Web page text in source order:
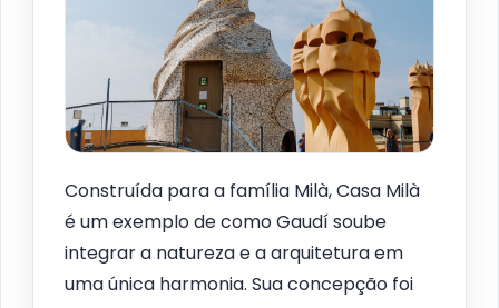
Construída para a família Milà, Casa Milà
é um exemplo de como Gaudí soube
integrar a natureza e a arquitetura em
uma única harmonia. Sua concepção foi